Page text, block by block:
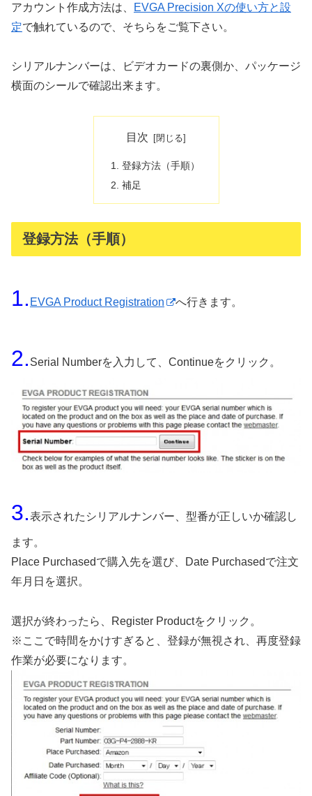
アカウント作成方法は、
EVGA Precision Xの使い方と設
定で触れているので、そちらをご覧下さい。
シリアルナンバーは、ビデオカードの裏側か、パッケージ
横面のシールで確認出来ます。
目次
登録方法（手順）
補足
登録方法（手順）
1. EVGA Product Registration へ行きます。
2. Serial Numberを入力して、Continueをクリック。
3.表示されたシリアルナンバー、型番が正しいか確認し
ます。
Place Purchasedで購入先を選び、Date Purchasedで注文
年月日を選択。
選択が終わったら、Register Productをクリック。
※ここで時間をかけすぎると、登録が無視され、再度登録
作業が必要になります。